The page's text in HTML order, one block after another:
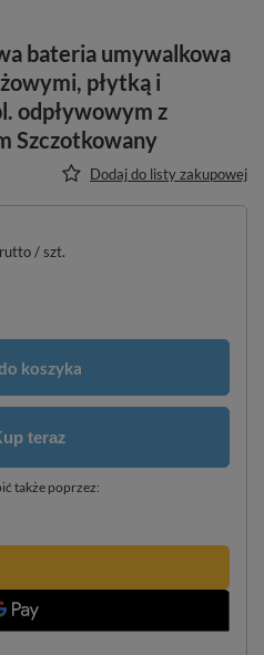
bateria umywalkowa
płytką i
odpływowym z
Szczotkowany
Dodaj do listy zakupowej
/szt.
koszyka
także poprzez: